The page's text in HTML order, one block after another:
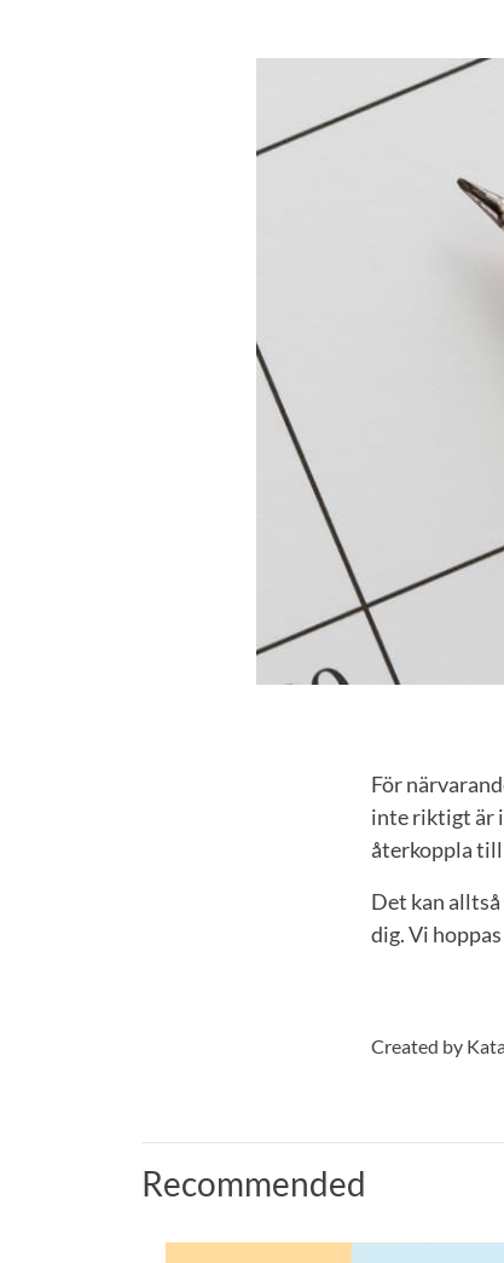
För
inte riktigt är
återkoppla
Det kan
dig. Vi
Created by
Recommended